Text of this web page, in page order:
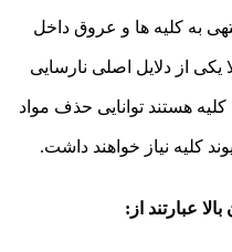
به کلیه ها و عروق داخل
از دلایل اصلی نارسایی
هستند توانایی حذف مواد
کلیه نیاز خواهند داشت.
عبارتند از: